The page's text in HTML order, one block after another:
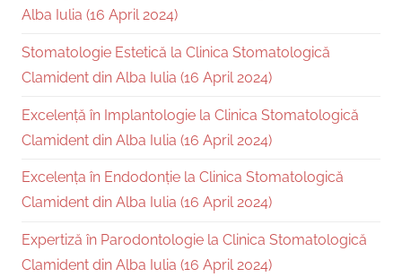
Alba Iulia (16 April 2024)
Stomatologie Estetică la Clinica Stomatologică
Clamident din Alba Iulia (16 April 2024)
Excelență în Implantologie la Clinica Stomatologică
Clamident din Alba Iulia (16 April 2024)
Excelența în Endodonție la Clinica Stomatologică
Clamident din Alba Iulia (16 April 2024)
Expertiză în Parodontologie la Clinica Stomatologică
Clamident din Alba Iulia (16 April 2024)